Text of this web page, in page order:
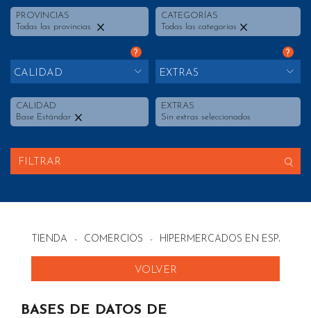
PROVINCIAS
Todas las provincias
CATEGORÍAS
Todas las categorías
?
CALIDAD
CALIDAD
Base Estándar
?
EXTRAS
EXTRAS
Sin extras seleccionados
FILTRAR
TIENDA - COMERCIOS - HIPERMERCADOS EN ESPAÑA
VOLVER
BASES DE DATOS DE